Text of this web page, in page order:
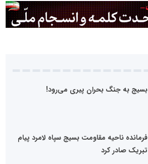
بسیج به جنگ بحران پیری می‌رود!
فرمانده ناحیه مقاومت بسیج سپاه لامرد پیام
تبریک صادر کرد